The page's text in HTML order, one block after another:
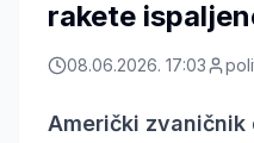
rakete
08.06.2026. 17:03
Američki